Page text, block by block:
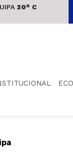
20° C